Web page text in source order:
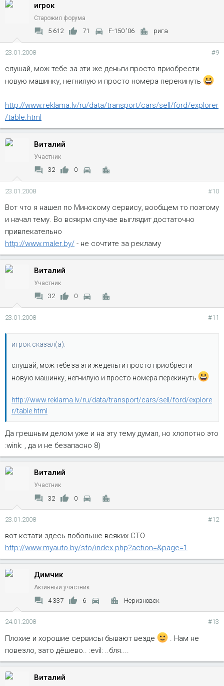
игрок
Старожил форума
5 612 71 F-150 '06 рига
23.01.2008 #9
слушай, мож тебе за эти же деньги просто приобрести
новую машинку, негнилую и просто номера перекинуть
http://www.reklama.lv/ru/data/transport/cars/sell/ford/explorer
/table.html
Виталий
Участник
32 0
23.01.2008 #10
Вот что я нашел по Минскому сервису, вообщем то поэтому
и начал тему. Во всякрм случае выглядит достаточно
привлекательно
http://www.maler.by/ - не сочтите за рекламу
Виталий
Участник
32 0
23.01.2008 #11
игрок сказал(а):
слушай, мож тебе за эти же деньги просто приобрести
новую машинку, негнилую и просто номера перекинуть
http://www.reklama.lv/ru/data/transport/cars/sell/ford/explore
r/table.html
Да грешным делом уже и на эту тему думал, но хлопотно это
:wink: , да и не безапасно 8)
Виталий
Участник
32 0
23.01.2008 #12
вот кстати здесь побольше всяких СТО
http://www.myauto.by/sto/index.php?action=&page=1
Димчик
Активный участник
4 337 6 Неризновск
24.01.2008 #13
Плохие и хорошие сервисы бывают везде
. Нам не
повезло, зато дёшево.. :evil: ..бля....
Виталий